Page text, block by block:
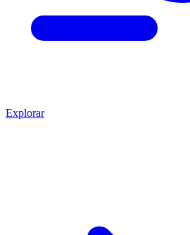
Explorar